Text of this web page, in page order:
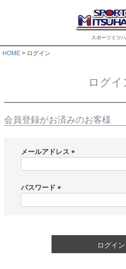
スポーツミツ
HOME ログイン
ログイ
会員登録がお済みのお客様
メールアドレス
)
パスワード
ログイン